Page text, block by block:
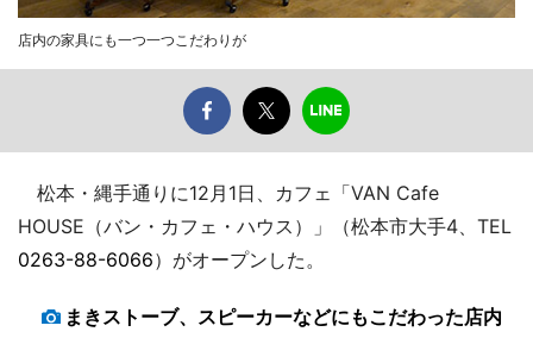
店内の家具にも一つ一つこだわりが
松本・縄手通りに12月1日、カフェ「VAN Cafe
HOUSE（バン・カフェ・ハウス）」（松本市大手4、TEL
0263-88-6066）がオープンした。
まきストーブ、スピーカーなどにもこだわった店内